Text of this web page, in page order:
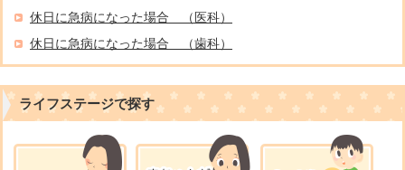
休日に急病になった場合 （医科）
休日に急病になった場合 （歯科）
ライフステージで探す